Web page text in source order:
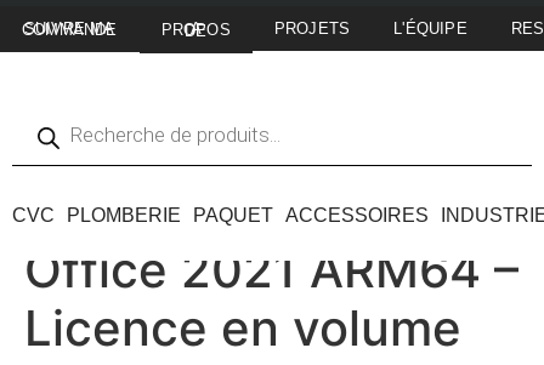
SUIVRE MA COMMANDE A PROPOS DE PROJETS L'ÉQUIPE
CVC PLOMBERIE PAQUET ACCESSOIRES
Office 2021 ARM64 –
Licence en volume